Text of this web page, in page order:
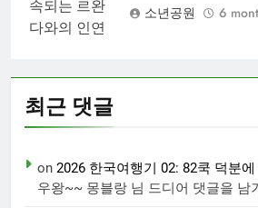
소년공원
6
최근 댓글
on 2026 한국여행기 02: 82쿡 덕분
우왕~~ 몽블랑 님 드디어 댓글을 남